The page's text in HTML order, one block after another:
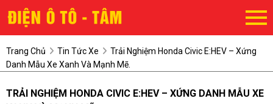
Trang Chủ Tin Tức Xe
Trải Nghiệm Honda Civic E:HEV – Xứng
Danh Mẫu Xe Xanh Và Mạnh Mẽ.
TRẢI NGHIỆM HONDA CIVIC E:HEV – XỨNG DANH MẪU XE